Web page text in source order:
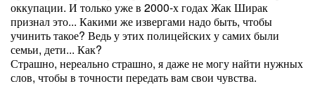
оккупации. И только уже в 2000-х годах Жак Ширак
признал это... Какими же извергами надо быть, чтобы
учинить такое? Ведь у этих полицейских у самих были
семьи, дети... Как?
Страшно, нереально страшно, я даже не могу найти нужных
слов, чтобы в точности передать вам свои чувства.